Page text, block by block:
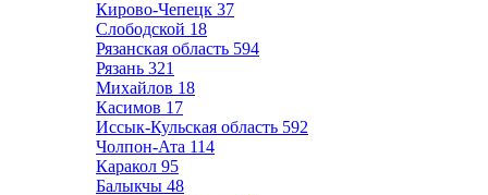
Кирово-Чепецк 37
Слободской 18
Рязанская область 594
Рязань 321
Михайлов 18
Касимов 17
Иссык-Кульская область 592
Чолпон-Ата 114
Каракол 95
Балыкчы 48